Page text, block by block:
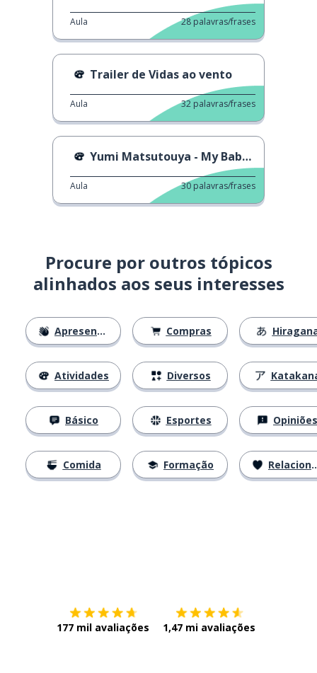
Aula 28 palavras/frases
Trailer de Vidas ao vento
Aula 32 palavras/frases
Yumi Matsutouya - My Baby Santa Claus
Aula 30 palavras/frases
Procure por outros tópicos
alinhados aos seus interesses
Apresentações
Atividades
Básico
Comida
Compras
Diversos
Esportes
Formação
Opiniões
Relacionamentos
177 mil avaliações 1,47 mi avaliações